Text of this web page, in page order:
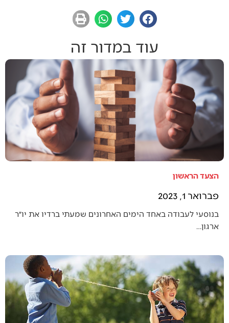
עוד במדור זה
הצעד הראשון
פברואר 1, 2023
בנוסעי לעבודה באחד הימים האחרונים שמעתי ברדיו את יו״ר
ארגון…